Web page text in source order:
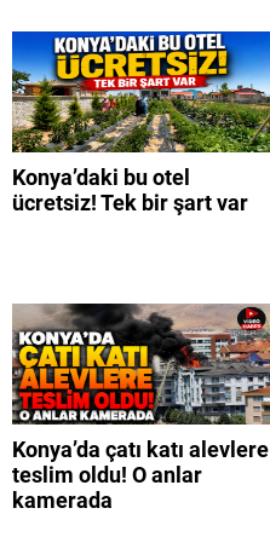
Konya’daki bu otel
ücretsiz! Tek bir şart var
Konya’da çatı katı alevlere
teslim oldu! O anlar
kamerada